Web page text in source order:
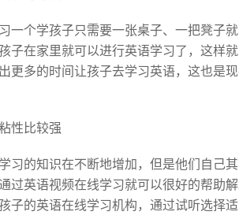
一个学孩子只需要一张桌子、一把凳子
子在家里就可以进行英语学习了，这样
更多的时间让孩子去学习英语，这也是
性比较强
习的知识在不断地增加，但是他们自己
过英语视频在线学习就可以很好的帮助
子的英语在线学习机构，通过试听选择